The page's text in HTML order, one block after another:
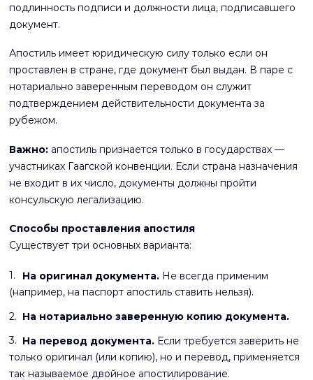
подлинность подписи и должности лица, подписавшего
документ.
Апостиль имеет юридическую силу только если он
проставлен в стране, где документ был выдан. В паре с
нотариально заверенным переводом он служит
подтверждением действительности документа за
рубежом.
Важно: апостиль признается только в государствах —
участниках Гаагской конвенции. Если страна назначения
не входит в их число, документы должны пройти
консульскую легализацию.
Способы проставления апостиля
Существует три основных варианта:
На оригинал документа. Не всегда применим
(например, на паспорт апостиль ставить нельзя).
На нотариально заверенную копию документа.
На перевод документа. Если требуется заверить не
только оригинал (или копию), но и перевод, применяется
так называемое двойное апостилирование.